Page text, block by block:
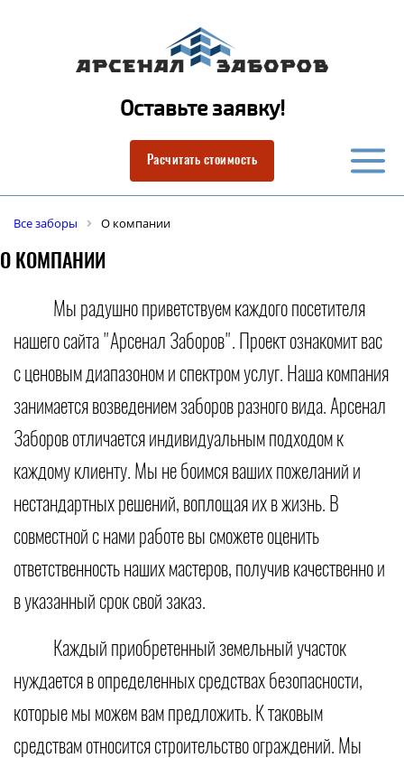
Оставьте заявку!
Расчитать стоимость
Все заборы О компании
О КОМПАНИИ
Мы радушно приветствуем каждого посетителя
нашего сайта "Арсенал Заборов". Проект ознакомит вас
с ценовым диапазоном и спектром услуг. Наша компания
занимается возведением заборов разного вида. Арсенал
Заборов отличается индивидуальным подходом к
каждому клиенту. Мы не боимся ваших пожеланий и
нестандартных решений, воплощая их в жизнь. В
совместной с нами работе вы сможете оценить
ответственность наших мастеров, получив качественно и
в указанный срок свой заказ.
Каждый приобретенный земельный участок
нуждается в определенных средствах безопасности,
которые мы можем вам предложить. К таковым
средствам относится строительство ограждений. Мы